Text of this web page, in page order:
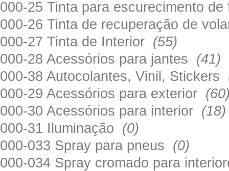
000-25 Tinta para escurecimento
000-26 Tinta de recuperação de
000-27 Tinta de Interior (55)
000-28 Acessórios para jantes (41)
000-38 Autocolantes, Vinil, Stickers
000-29 Acessórios para exterior
000-30 Acessórios para interior (18)
000-31 Iluminação (0)
000-033 Spray para pneus (0)
000-034 Spray cromado para